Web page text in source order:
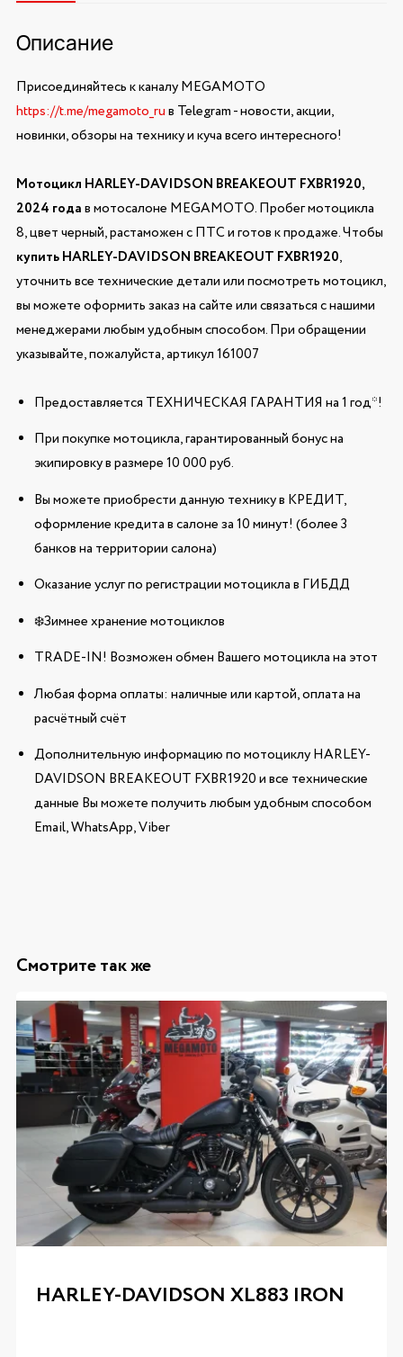
Описание
Присоединяйтесь к каналу MEGAMOTO
https://t.me/megamoto_ruв Telegram - новости, акции,
новинки, обзоры на технику и куча всего интересного!
Мотоцикл HARLEY-DAVIDSON BREAKEOUT FXBR1920,
2024 годав мотосалоне MEGAMOTO. Пробег мотоцикла
8, цвет черный, растаможен с ПТС и готов к продаже. Чтобы
купить HARLEY-DAVIDSON BREAKEOUT FXBR1920,
уточнить все технические детали или посмотреть мотоцикл,
вы можете оформить заказ на сайте или связаться с нашими
менеджерами любым удобным способом. При обращении
указывайте, пожалуйста, артикул 161007
Предоставляется ТЕХНИЧЕСКАЯ ГАРАНТИЯ на 1 год*!
При покупке мотоцикла, гарантированный бонус на
экипировку в размере 10 000 руб.
Вы можете приобрести данную технику в КРЕДИТ,
оформление кредита в салоне за 10 минут! (более 3
банков на территории салона)
Оказание услуг по регистрации мотоцикла в ГИБДД
❄️Зимнее хранение мотоциклов
TRADE-IN! Возможен обмен Вашего мотоцикла на этот
Любая форма оплаты: наличные или картой, оплата на
расчётный счёт
Дополнительную информацию по мотоциклу HARLEY-
DAVIDSON BREAKEOUT FXBR1920 и все технические
данные Вы можете получить любым удобным способом
Email, WhatsApp, Viber
Смотрите так же
HARLEY-DAVIDSON XL883 IRON